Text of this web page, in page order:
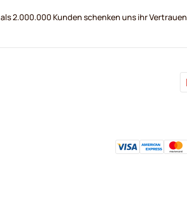
2.000.000 Kunden schenken uns ihr Vertrauen